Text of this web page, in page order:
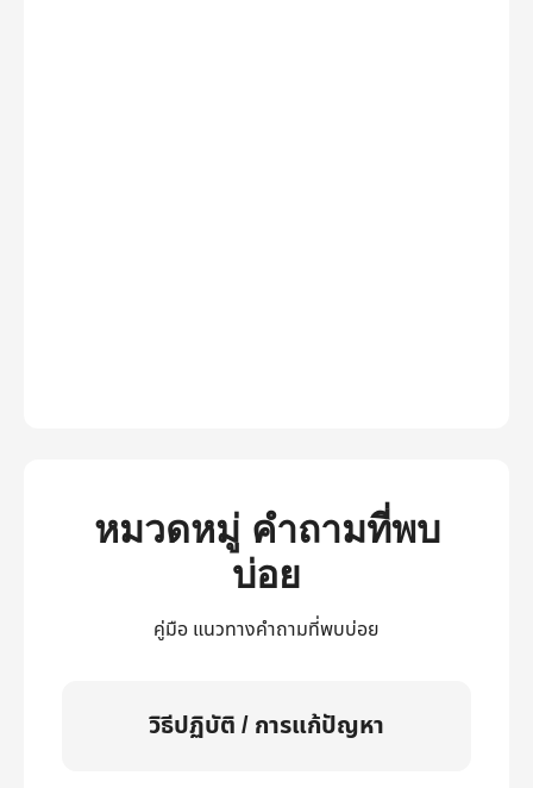
หมวดหมู่ คำถามที่พบ
บ่อย
คู่มือ แนวทางคำถามที่พบบ่อย
วิธีปฏิบัติ / การแก้ปัญหา